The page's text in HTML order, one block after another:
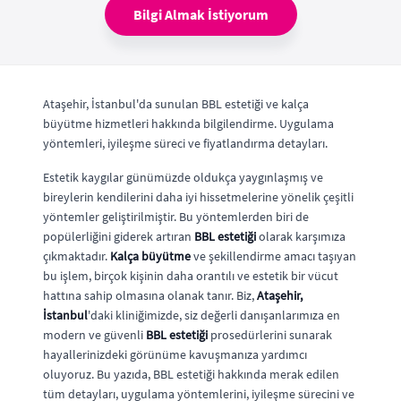
Bilgi Almak İstiyorum
Ataşehir, İstanbul'da sunulan BBL estetiği ve kalça
büyütme hizmetleri hakkında bilgilendirme. Uygulama
yöntemleri, iyileşme süreci ve fiyatlandırma detayları.
Estetik kaygılar günümüzde oldukça yaygınlaşmış ve
bireylerin kendilerini daha iyi hissetmelerine yönelik çeşitli
yöntemler geliştirilmiştir. Bu yöntemlerden biri de
popülerliğini giderek artıran BBL estetiğiolarak karşımıza
çıkmaktadır. Kalça büyütmeve şekillendirme amacı taşıyan
bu işlem, birçok kişinin daha orantılı ve estetik bir vücut
hattına sahip olmasına olanak tanır. Biz,Ataşehir,
İstanbul'daki kliniğimizde, siz değerli danışanlarımıza en
modern ve güvenli BBL estetiği prosedürlerini sunarak
hayallerinizdeki görünüme kavuşmanıza yardımcı
oluyoruz. Bu yazıda, BBL estetiği hakkında merak edilen
tüm detayları, uygulama yöntemlerini, iyileşme sürecini ve